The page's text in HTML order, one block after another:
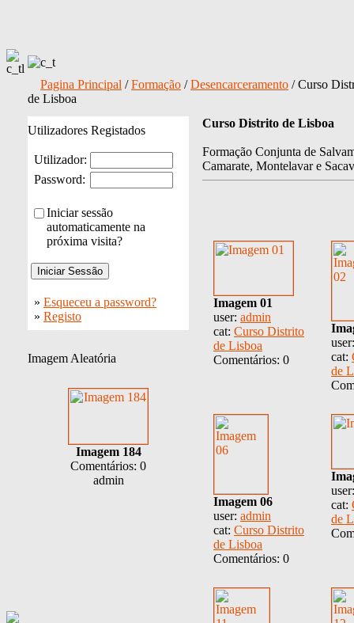
Pagina Principal /Formação /Desencarceramento / Curso
de Lisboa
Utilizadores Registados
Utilizador:
Password:
Iniciar sessão
automaticamente na
próxima visita?
» Esqueceu a password?
» Registo
Imagem Aleatória
Imagem 184
Comentários: 0
admin
Curso Distrito de Lisboa
Formação Conjunta de
Camarate, Montelavar e
Imagem 01
user: admin
cat: Curso Distrito
de Lisboa
Comentários: 0
cat:
de
Imagem 06
user: admin
cat: Curso Distrito
de Lisboa
Comentários: 0
cat:
de